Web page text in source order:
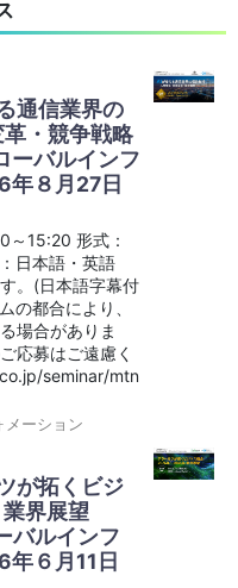
通信業界の
・競争戦略
バルインフ
年８月27日
15:20 形式：
日本語・英語
。(日本語字幕付
の都合により、
場合がありま
応募はご遠慮く
seminar/mtn
メーション
が拓くビジ
業界展望
バルインフ
６月11日